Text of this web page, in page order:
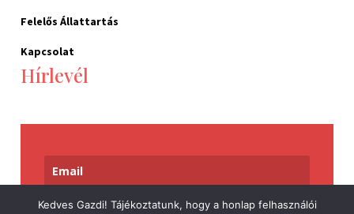
Felelős Állattartás
Kapcsolat
Hírlevél
Feliratkozom
Kedves Gazdi! Tájékoztatunk, hogy a honlap felhasználói